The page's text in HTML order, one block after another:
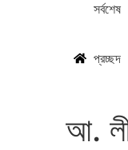
সর্বশেষ
প্রচ্ছদ
আ.